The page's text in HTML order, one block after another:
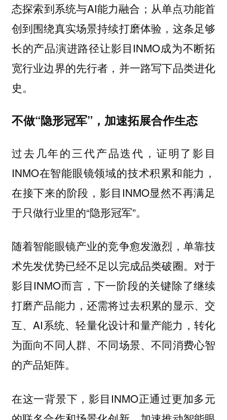
态探索到系统与AI能力融合；从单点功能首
创到围绕真实场景持续打磨体验，这条足够
长的产品演进路径让影目INMO成为不断拓
宽行业边界的先行者，并一路写下品类进化
史。
不做“隐形冠军”，加速拓展合作生态
过去几年的三代产品迭代，证明了影目
INMO在智能眼镜领域的技术积累和能力，
在接下来的阶段，影目INMO显然不再满足
于只做行业里的“隐形冠军”。
随着智能眼镜产业的竞争愈发激烈，单靠技
术先发优势已经不足以完成品类破圈。对于
影目INMO而言，下一阶段的关键除了继续
打磨产品能力，还需将过去积累的显示、交
互、AI系统、轻量化设计和量产能力，转化
为面向不同人群、不同场景、不同消费心智
的产品矩阵。
在这一背景下，影目INMO正通过更加多元